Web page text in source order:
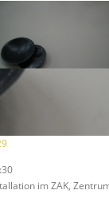
im ZAK,